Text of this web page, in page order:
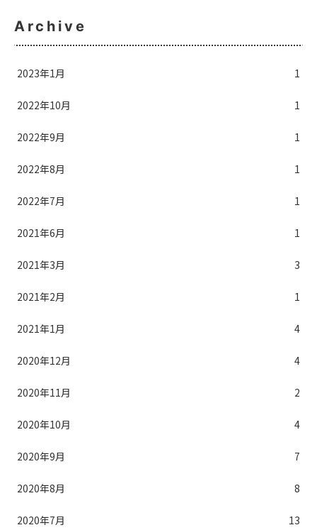
Archive
2023年1月 1
2022年10月 1
2022年9月 1
2022年8月 1
2022年7月 1
2021年6月 1
2021年3月 3
2021年2月 1
2021年1月 4
2020年12月 4
2020年11月 2
2020年10月 4
2020年9月 7
2020年8月 8
2020年7月 13